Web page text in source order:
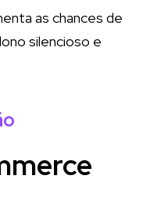
as chances de
silencioso e